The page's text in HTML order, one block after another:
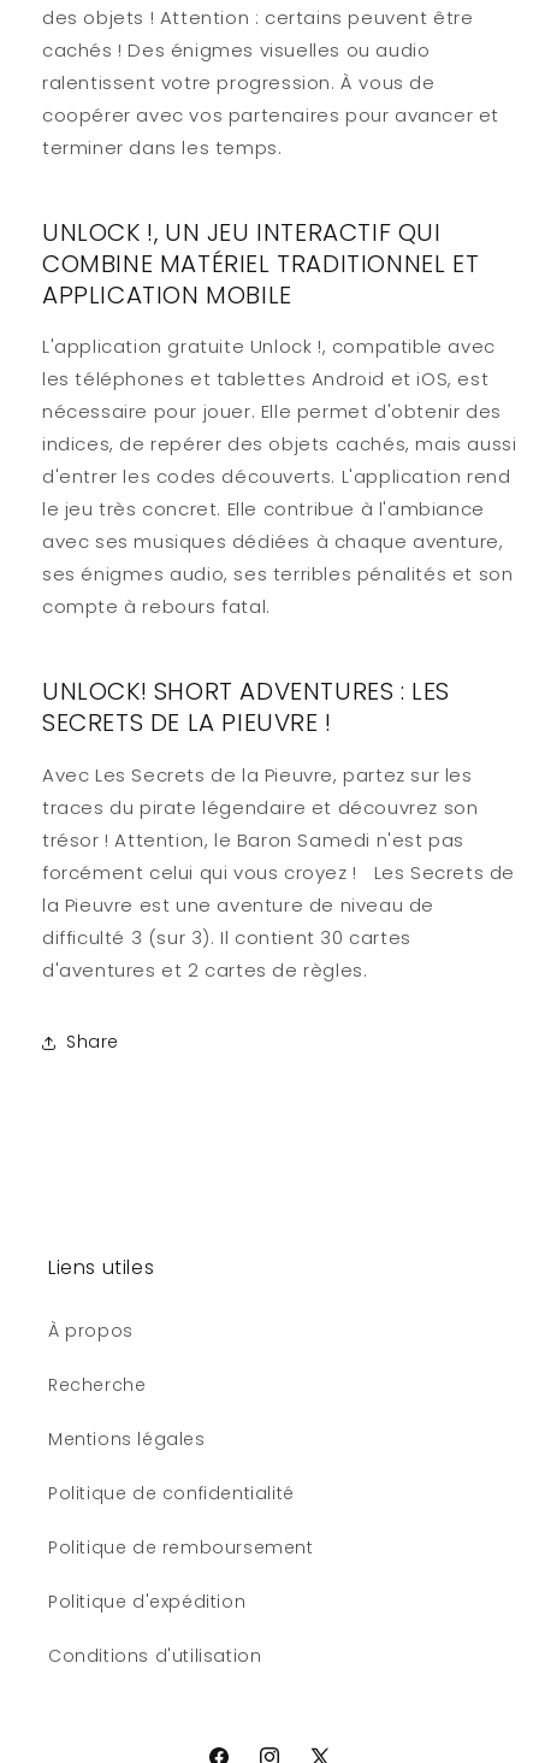
des objets ! Attention : certains peuvent être
cachés ! Des énigmes visuelles ou audio
ralentissent votre progression. À vous de
coopérer avec vos partenaires pour avancer et
terminer dans les temps.
UNLOCK !, UN JEU INTERACTIF QUI
COMBINE MATÉRIEL TRADITIONNEL ET
APPLICATION MOBILE
L'application gratuite Unlock !, compatible avec
les téléphones et tablettes Android et iOS, est
nécessaire pour jouer. Elle permet d'obtenir des
indices, de repérer des objets cachés, mais aussi
d'entrer les codes découverts. L'application rend
le jeu très concret. Elle contribue à l'ambiance
avec ses musiques dédiées à chaque aventure,
ses énigmes audio, ses terribles pénalités et son
compte à rebours fatal.
UNLOCK! SHORT ADVENTURES : LES
SECRETS DE LA PIEUVRE !
Avec Les Secrets de la Pieuvre, partez sur les
traces du pirate légendaire et découvrez son
trésor ! Attention, le Baron Samedi n'est pas
forcément celui qui vous croyez ! Les Secrets de
la Pieuvre est une aventure de niveau de
difficulté 3 (sur 3). Il contient 30 cartes
d'aventures et 2 cartes de règles.
Share
Liens utiles
À propos
Recherche
Mentions légales
Politique de confidentialité
Politique de remboursement
Politique d'expédition
Conditions d'utilisation